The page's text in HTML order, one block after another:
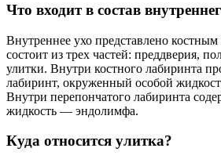
Что входит в состав
Внутреннее ухо представлено
состоит из трех частей: преддверия,
улитки. Внутри костного лабиринта
лабиринт, окруженный особой
Внутри перепончатого лабиринта
жидкость — эндолимфа.
Куда относится улитка?